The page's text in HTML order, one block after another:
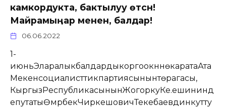
камкордукта, бактылуу өтсүн!
Майрамыӊар менен, балдар!
06.06.2022
1-
июньЭларалыкбалдардыкоргоокүнүнөкаратаАта
Мекенсоциалисттикпартиясынынтөрагасы,
КыргызРеспубликасынынЖогоркуКе.ешининд
епутатыӨмүрбекЧиркешовичТекебаевдинкутту